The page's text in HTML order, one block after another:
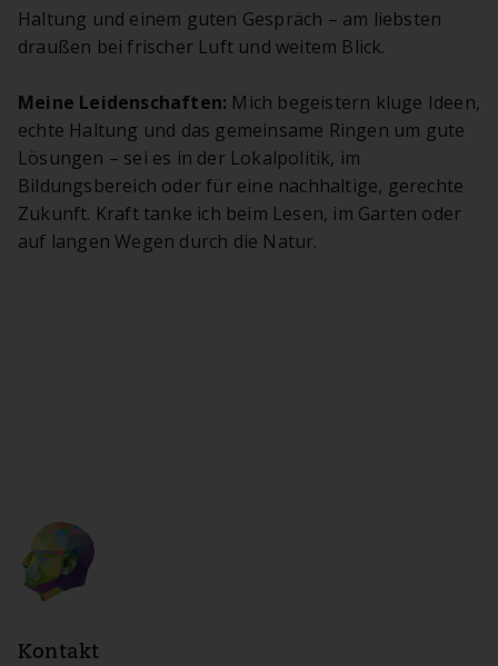
Haltung und einem guten Gespräch – am liebsten
draußen bei frischer Luft und weitem Blick.
Meine Leidenschaften: Mich begeistern kluge Ideen,
echte Haltung und das gemeinsame Ringen um gute
Lösungen – sei es in der Lokalpolitik, im
Bildungsbereich oder für eine nachhaltige, gerechte
Zukunft. Kraft tanke ich beim Lesen, im Garten oder
auf langen Wegen durch die Natur.
Kontakt